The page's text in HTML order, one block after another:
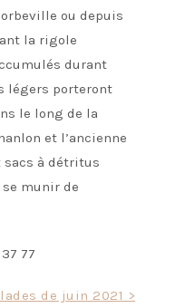
ou depuis
la rigole
durant
légers porteront
le long de la
et l’ancienne
sacs à détritus
munir de
77
de juin 2021 >